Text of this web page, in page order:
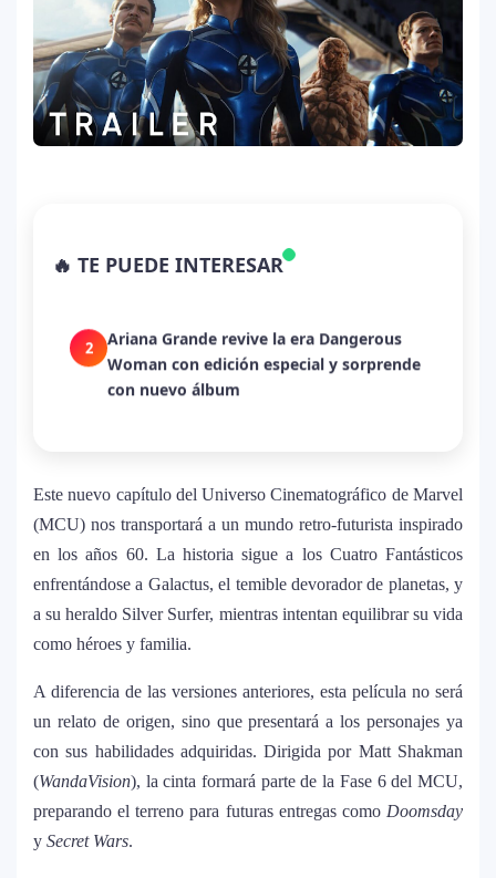
🔥 TE PUEDE INTERESAR
despecho en un himno para Puerto Rico
2
Woman con edición especial y sorprende
con nuevo álbum
humanitaria junto a UNICEF
4
Michael Jackson y la canción perdida
debate en redes
Lady Gaga sorprende con “Mayhem
Requiem”: una versión oscura y
revolucionaria que marca el cierre de su
era musical
6
J Balvin y Ryan Castro lanzan “Omerta”: el
álbum urbano más esperado con DJ
Snake y Eladio Carrión
Este nuevo capítulo del Universo Cinematográfico de Marvel
(MCU) nos transportará a un mundo retro-futurista inspirado
en los años 60. La historia sigue a los Cuatro Fantásticos
enfrentándose a Galactus, el temible devorador de planetas, y
a su heraldo Silver Surfer, mientras intentan equilibrar su vida
como héroes y familia.
A diferencia de las versiones anteriores, esta película no será
un relato de origen, sino que presentará a los personajes ya
con sus habilidades adquiridas. Dirigida por Matt Shakman
(WandaVision), la cinta formará parte de la Fase 6 del MCU,
preparando el terreno para futuras entregas como Doomsday
y Secret Wars.